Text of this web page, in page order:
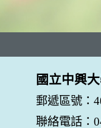
國立中興
郵遞區號：
聯絡電話：